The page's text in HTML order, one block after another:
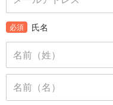
必須 氏名